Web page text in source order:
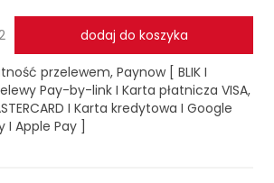
dodaj do koszyka
przelewem, Paynow [ BLIK I
Pay-by-link I Karta płatnicza VISA,
I Karta kredytowa I Google
I Apple Pay ]